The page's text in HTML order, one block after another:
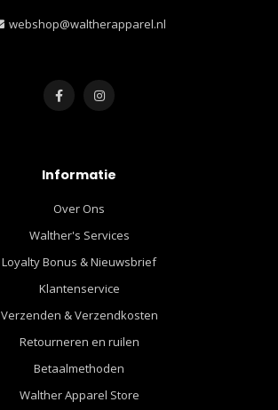
webshop@waltherapparel.nl
Informatie
Over Ons
Walther's Services
Loyalty Bonus & Nieuwsbrief
Klantenservice
Verzenden & Verzendkosten
Retourneren en ruilen
Betaalmethoden
Walther Apparel Store